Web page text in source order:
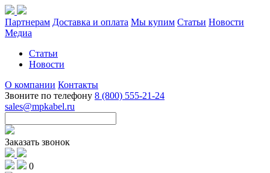
Партнерам Доставка и оплата Мы купим Статьи Новости
Медиа
Статьи
Новости
О компании Контакты
Звоните по телефону 8 (800) 555-21-24
sales@mpkabel.ru
Заказать звонок
0